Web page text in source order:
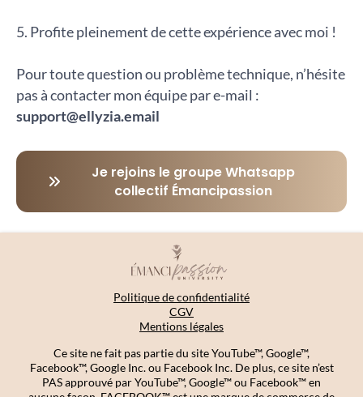
5. Profite pleinement de cette expérience avec moi !
Pour toute question ou problème technique, n’hésite
pas à contacter mon équipe par e-mail :
support@ellyzia.email
Je rejoins le groupe Whatsapp
collectif Émancipassion
Politique de confidentialité
CGV
Mentions légales
Ce site ne fait pas partie du site YouTube™, Google™,
Facebook™, Google Inc. ou Facebook Inc. De plus, ce site n’est
PAS approuvé par YouTube™, Google™ ou Facebook™ en